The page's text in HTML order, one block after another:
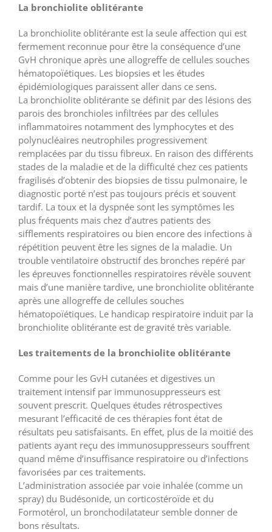
La bronchiolite oblitérante
La bronchiolite oblitérante est la seule affection qui est
fermement reconnue pour être la conséquence d’une
GvH chronique après une allogreffe de cellules souches
hématopoïétiques. Les biopsies et les études
épidémiologiques paraissent aller dans ce sens.
La bronchiolite oblitérante se définit par des lésions des
parois des bronchioles infiltrées par des cellules
inflammatoires notamment des lymphocytes et des
polynucléaires neutrophiles progressivement
remplacées par du tissu fibreux. En raison des différents
stades de la maladie et de la difficulté chez ces patients
fragilisés d’obtenir des biopsies de tissu pulmonaire, le
diagnostic porté n’est pas toujours précis et souvent
tardif. La toux et la dyspnée sont les symptômes les
plus fréquents mais chez d’autres patients des
sifflements respiratoires ou bien encore des infections à
répétition peuvent être les signes de la maladie. Un
trouble ventilatoire obstructif des bronches repéré par
les épreuves fonctionnelles respiratoires révèle souvent
mais d’une manière tardive, une bronchiolite oblitérante
après une allogreffe de cellules souches
hématopoïétiques. Le handicap respiratoire induit par la
bronchiolite oblitérante est de gravité très variable.
Les traitements de la bronchiolite oblitérante
Comme pour les GvH cutanées et digestives un
traitement intensif par immunosuppresseurs est
souvent prescrit. Quelques études rétrospectives
mesurant l’efficacité de ces thérapies font état de
résultats peu satisfaisants. En effet, plus de la moitié des
patients ayant reçu des immunosuppresseurs souffrent
quand même d’insuffisance respiratoire ou d’infections
favorisées par ces traitements.
L’administration associée par voie inhalée (comme un
spray) du Budésonide, un corticostéroïde et du
Formotérol, un bronchodilatateur semble donner de
bons résultats.